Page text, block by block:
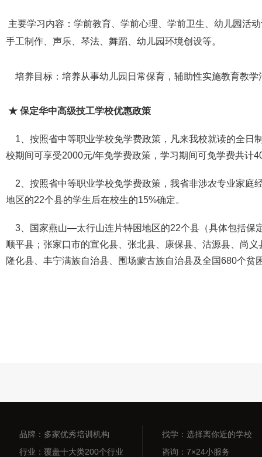
主要学习内容：学前教育、学前心理、学前卫生、幼儿园活
手工制作、声乐、琴法、舞蹈、幼儿园环境创设等。
培养目标：培养从事幼儿园日常保育，辅助性实施教育教
★ 保定华中高级技工学校优惠政策
1、按照省中等职业学校免学费政策，凡来我校就读的全日
校期间可享受2000元/年免学费政策，学习期间可免学费共计
2、按照省中等职业学校免学费政策，我省非涉农专业家庭
地区的22个县的学生后在校生的15%确定。
3、国家燕山—太行山连片特困地区的22个县（具体包括保
顺平县；张家口市的宣化县、张北县、康保县、沽源县、尚
隆化县、丰宁满族自治县、围场蒙古族自治县及全国680个
品牌：多家优秀培训机构
行业：覆盖十大类200个行业
找学：选择离你近的学校
咨询：7×24小服务